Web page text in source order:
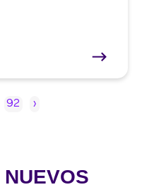
92 ›